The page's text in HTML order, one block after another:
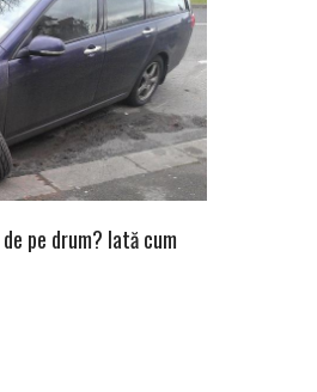
pe drum? Iată cum